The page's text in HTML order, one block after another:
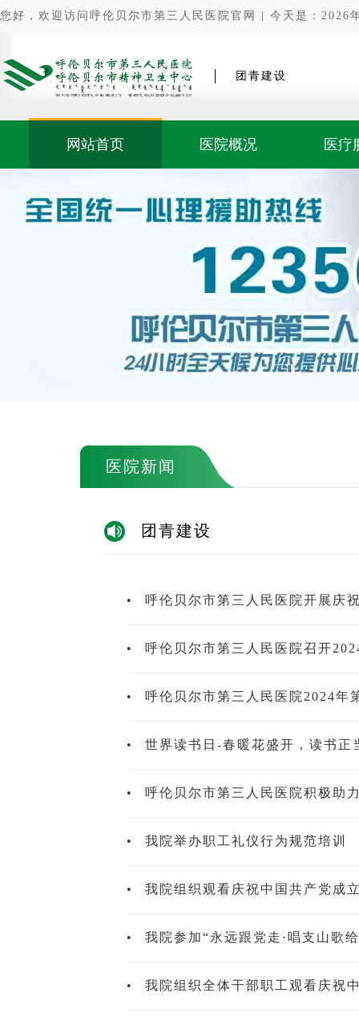
您好，欢迎访问呼伦贝尔市第三人民医院官网 | 今天是：2026
团青建设
网站首页 医院概况 医疗
医院新闻
团青建设
• 呼伦贝尔市第三人民医院开展庆
• 呼伦贝尔市第三人民医院召开
• 呼伦贝尔市第三人民医院2024年
• 世界读书日-春暖花盛开，读书正
• 呼伦贝尔市第三人民医院积极助
• 我院举办职工礼仪行为规范培训
• 我院组织观看庆祝中国共产党成
• 我院参加“永远跟党走·唱支山歌
• 我院组织全体干部职工观看庆祝